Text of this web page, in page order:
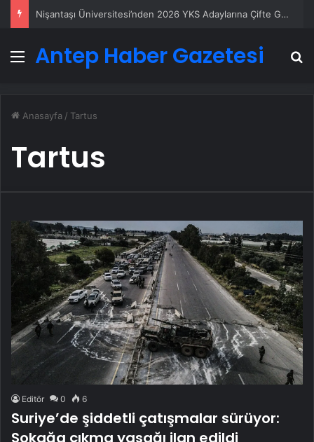
Nişantaşı Üniversitesi’nden 2026 YKS Adaylarına Çifte Güvence: Sabit Ücret ve Kesintisiz Burs
Menü
Antep Haber Gazetesi
Anasayfa / Tartus
Tartus
Editör 0 6
Suriye’de şiddetli çatışmalar sürüyor:
Sokağa çıkma yasağı ilan edildi